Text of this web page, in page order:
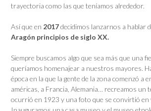
trayectoria como las que teníamos alrededor.
Así que en 2017decidimos lanzarnos a hablar
Aragón principios de siglo XX.
Siempre buscamos algo que sea más que una
queríamos homenajear a nuestros mayores.
época en la que la gente de la zona comenzó a
américas, a Francia, Alemania… recreamos un
ocurrió en 1923 y una foto que se convirtió en